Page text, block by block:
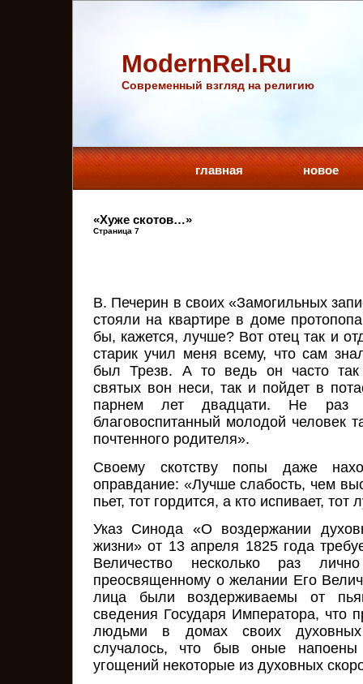
ModernRel.Ru
Cовременный взгляд на религию
главная новое
«Хуже скотов…»
Страница 7
В. Печерин в своих «Замогильных
стояли на квартире в доме
бы, кажется, лучше? Вот отец так и
старик учил меня всему, что сам
был Трезв. А то ведь он часто так
святых вон неси, так и пойдет в
парнем лет двадцати. Не
благовоспитанный молодой человек
почтенного родителя».
Своему скотству попы даже
оправдание: «Лучше слабость, чем
пьет, тот гордится, а кто испивает, тот
Указ Синода «О воздержании
жизни» от 13 апреля 1825 года
Величество несколько раз
преосвященному о желании Его
лица были воздерживаемы от
сведения Государя Императора, что
людьми в домах своих
случалось, что быв оные напоены
угощений некоторые из духовных